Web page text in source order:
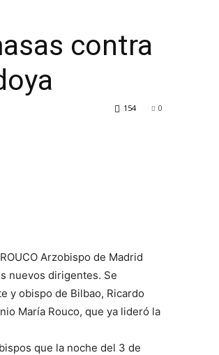
contra
0
154
Arzobispo de Madrid
nuevos dirigentes. Se
y obispo de Bilbao, Ricardo
María Rouco, que ya lideró la
que la noche del 3 de